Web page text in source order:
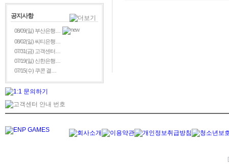
공지사항
08/09(일) 부산은행…
08/02(일) 씨티은행…
07/31(금) 고객센터…
07/19(일) 신한은행…
07/15(수) 쿠콘 결…